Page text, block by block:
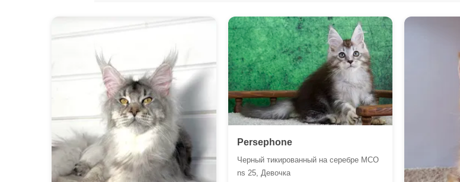
Persephone
Черный тикированный на серебре MCO
ns 25, Девочка